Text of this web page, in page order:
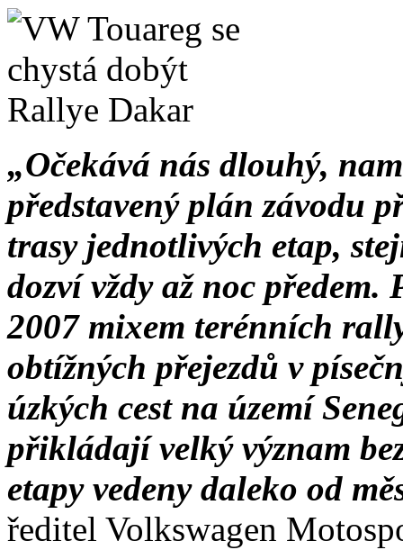
„Očekává nás dlouhý,
představený plán závodu
trasy jednotlivých etap,
dozví vždy až noc
2007 mixem terénních
obtížných přejezdů v
úzkých cest na území
přikládají velký význam
etapy vedeny daleko od
ředitel Volkswagen